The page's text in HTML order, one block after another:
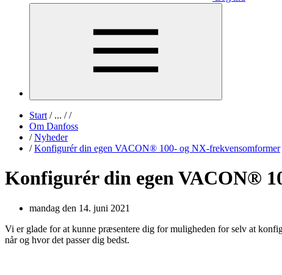
Start /... / /
Om Danfoss
/ Nyheder
/ Konfigurér din egen VACON® 100- og NX-frekvensomformer
Konfigurér din egen VACON®
mandag den 14. juni 2021
Vi er glade for at kunne præsentere dig for muligheden for selv at
når og hvor det passer dig bedst.